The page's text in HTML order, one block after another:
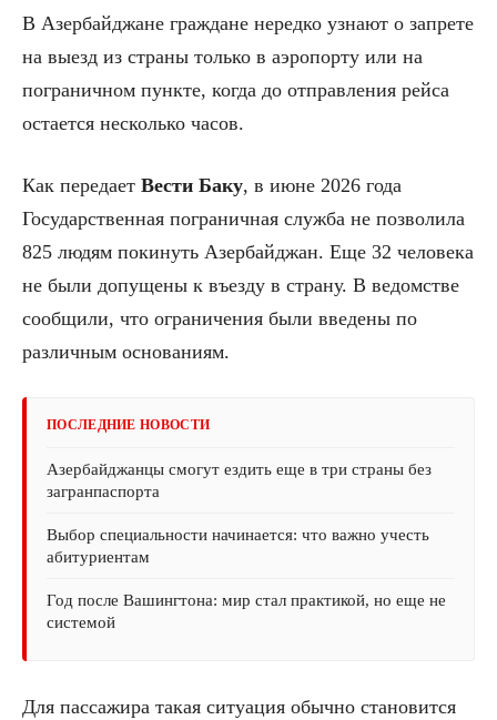
В Азербайджане граждане нередко узнают о запрете
на выезд из страны только в аэропорту или на
пограничном пункте, когда до отправления рейса
остается несколько часов.
Как передает Вести Баку, в июне 2026 года
Государственная пограничная служба не позволила
825 людям покинуть Азербайджан. Еще 32 человека
не были допущены к въезду в страну. В ведомстве
сообщили, что ограничения были введены по
различным основаниям.
ПОСЛЕДНИЕ НОВОСТИ
Азербайджанцы смогут ездить еще в три страны без
загранпаспорта
Выбор специальности начинается: что важно учесть
абитуриентам
Год после Вашингтона: мир стал практикой, но еще не
системой
Для пассажира такая ситуация обычно становится